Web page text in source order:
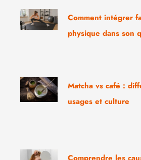
Comment intégrer
physique dans son
Matcha vs café :
usages et culture
Comprendre les